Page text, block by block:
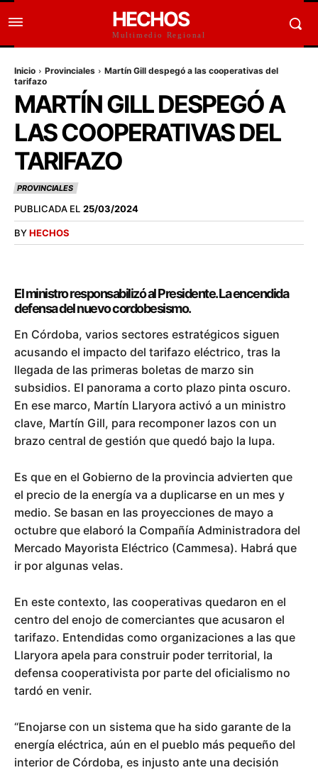
HECHOS
Multimedio Regional
Inicio Provinciales
Martín Gill despegó a las cooperativas del
tarifazo
MARTÍN GILL DESPEGÓ A
LAS COOPERATIVAS DEL
TARIFAZO
PROVINCIALES
PUBLICADA EL 25/03/2024
BYHECHOS
El ministro responsabilizó al Presidente. La encendida
defensa del nuevo cordobesismo.
En Córdoba, varios sectores estratégicos siguen
acusando el impacto del tarifazo eléctrico, tras la
llegada de las primeras boletas de marzo sin
subsidios. El panorama a corto plazo pinta oscuro.
En ese marco, Martín Llaryora activó a un ministro
clave, Martín Gill, para recomponer lazos con un
brazo central de gestión que quedó bajo la lupa.
Es que en el Gobierno de la provincia advierten que
el precio de la energía va a duplicarse en un mes y
medio. Se basan en las proyecciones de mayo a
octubre que elaboró la Compañía Administradora del
Mercado Mayorista Eléctrico (Cammesa). Habrá que
ir por algunas velas.
En este contexto, las cooperativas quedaron en el
centro del enojo de comerciantes que acusaron el
tarifazo. Entendidas como organizaciones a las que
Llaryora apela para construir poder territorial, la
defensa cooperativista por parte del oficialismo no
tardó en venir.
“Enojarse con un sistema que ha sido garante de la
energía eléctrica, aún en el pueblo más pequeño del
interior de Córdoba, es injusto ante una decisión